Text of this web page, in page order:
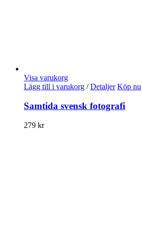
Visa varukorg
Lägg till i varukorg / Detaljer Köp nu
Samtida svensk fotografi
279 kr